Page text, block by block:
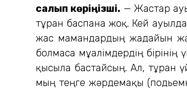
салып көріңізші. — Жастар
тұрған баспана жоқ. Кей
жас мамандардың жағдайын
болмаса мұғалімдердің
қысыла бастайсың. Ал, тұрған
мың теңге жәрдемақы